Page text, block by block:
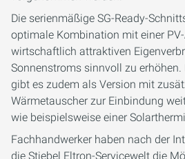
Die serienmäßige SG-Ready-
optimale Kombination mit einer
wirtschaftlich attraktiven
Sonnenstroms sinnvoll zu erhöhen.
gibt es zudem als Version mit
Wärmetauscher zur Einbindung
wie beispielsweise einer
Fachhandwerker haben nach der
die Stiebel Eltron-Servicewelt die